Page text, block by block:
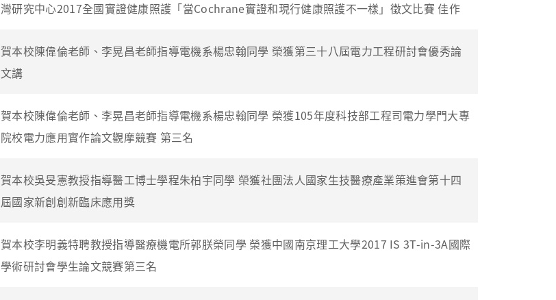
灣研究中心2017全國實證健康照護「當Cochrane實證和現行健康照護不一樣」徵文比賽 佳作
賀本校陳偉倫老師、李晃昌老師指導電機系楊忠翰同學 榮獲第三十八屆電力工程研討會優秀論
文講
賀本校陳偉倫老師、李晃昌老師指導電機系楊忠翰同學 榮獲105年度科技部工程司電力學門大專
院校電力應用實作論文觀摩競賽 第三名
賀本校吳旻憲教授指導醫工博士學程朱柏宇同學 榮獲社團法人國家生技醫療產業策進會第十四
屆國家新創創新臨床應用獎
賀本校李明義特聘教授指導醫療機電所郭朕榮同學 榮獲中國南京理工大學2017 IS 3T-in-3A國際
學術研討會學生論文競賽第三名